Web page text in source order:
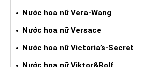
Nước hoa nữ Vera-Wang
Nước hoa nữ Versace
Nước hoa nữ Victoria’s-Secret